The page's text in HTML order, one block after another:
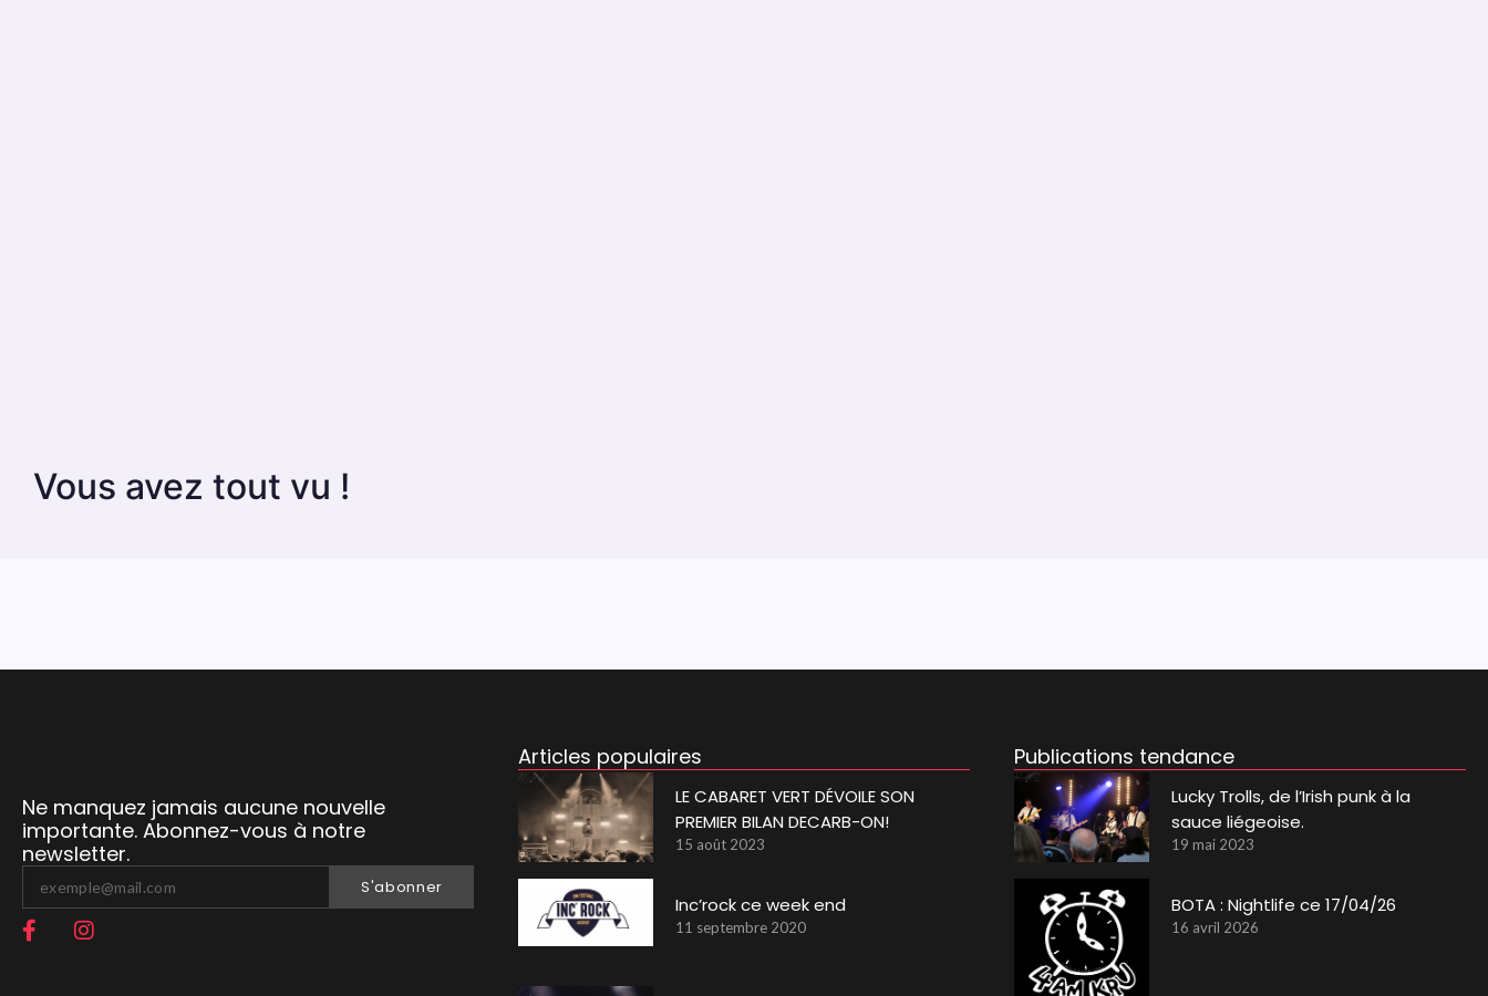
Vous avez tout vu !
Ne manquez jamais aucune nouvelle
importante. Abonnez-vous à notre
newsletter.
S'abonner
Articles populaires
LE CABARET VERT DÉVOILE SON
PREMIER BILAN DECARB-ON!
15 août 2023
Inc’rock ce week end
11 septembre 2020
Publications tendance
Lucky Trolls, de l’Irish punk à la
sauce liégeoise.
19 mai 2023
BOTA : Nightlife ce 17/04/26
16 avril 2026